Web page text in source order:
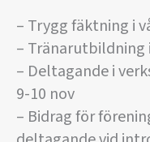
– Trygg fäktning i
– Tränarutbildning
– Deltagande i
9-10 nov
– Bidrag för